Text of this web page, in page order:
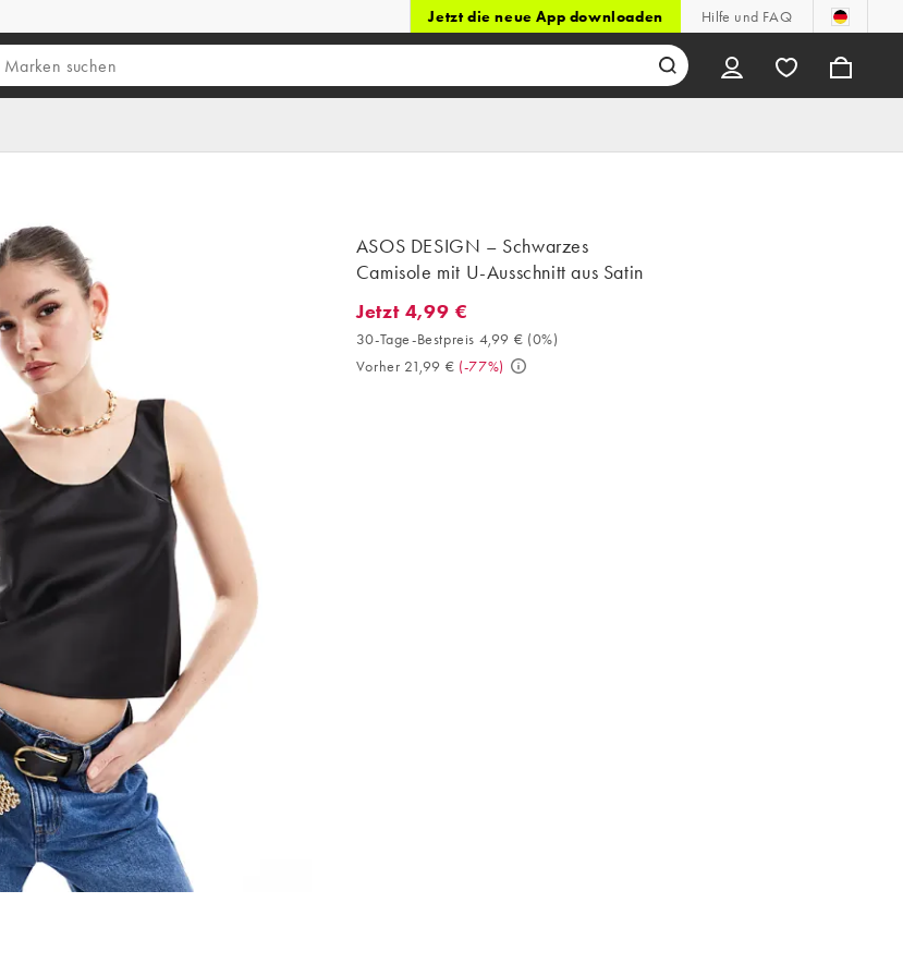
Jetzt die neue App downloaden Hilfe und FAQ
ASOS DESIGN – Schwarzes
Camisole mit U-Ausschnitt aus Satin
Jetzt 4,99 €. 30-Tage-Bestpreis 4,99 € (0%). Vorher 21,99 €. (-77%)
Jetzt 4,99 €
30-Tage-Bestpreis 4,99 € (0%)
Vorher 21,99 € (-77%)